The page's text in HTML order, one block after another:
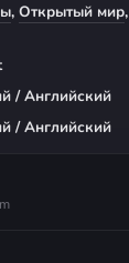
, Открытый мир,
/ Английский
/ Английский